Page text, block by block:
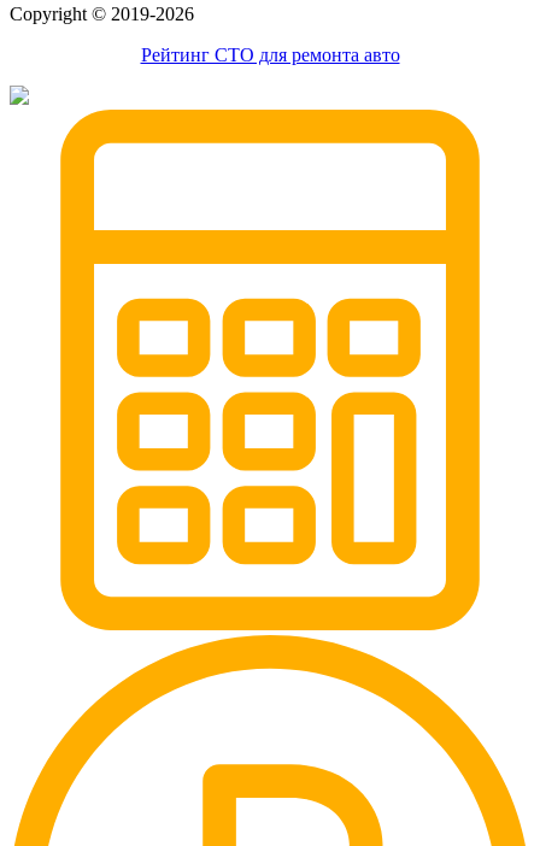
Сopyright © 2019-2026
Рейтинг СТО для ремонта авто